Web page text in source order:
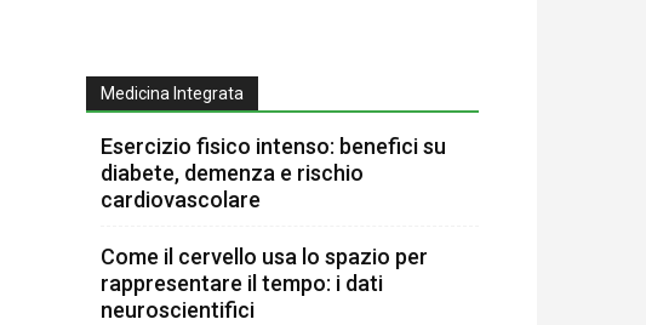
Medicina Integrata
Esercizio fisico intenso: benefici su
diabete, demenza e rischio
cardiovascolare
Come il cervello usa lo spazio per
rappresentare il tempo: i dati
neuroscientifici